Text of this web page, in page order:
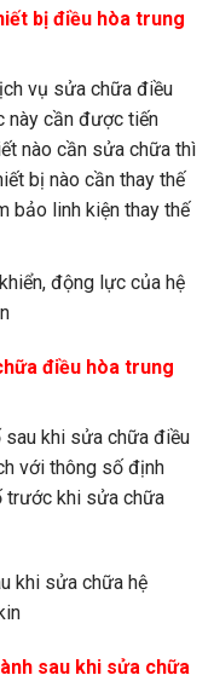
bị điều hòa trung
vụ sửa chữa điều
này cần được tiến
nào cần sửa chữa thì
bị nào cần thay thế
bảo linh kiện thay thế
động lực của hệ
điều hòa trung
sau khi sửa chữa điều
với thông số định
trước khi sửa chữa
khi sửa chữa hệ
sau khi sửa chữa